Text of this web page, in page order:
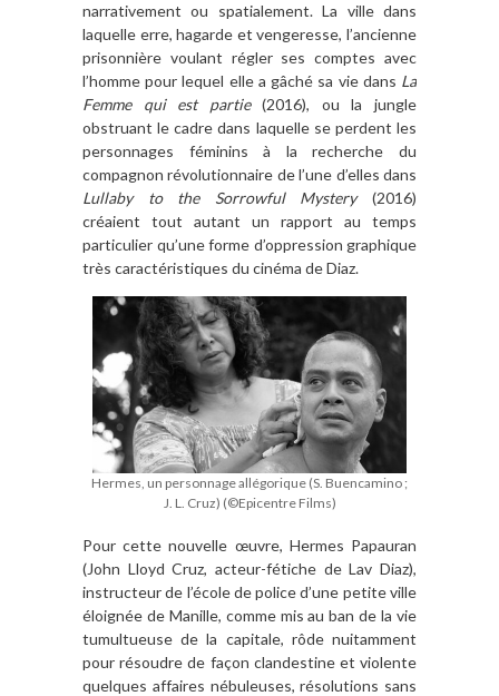
narrativement ou spatialement. La ville dans
laquelle erre, hagarde et vengeresse, l’ancienne
prisonnière voulant régler ses comptes avec
l’homme pour lequel elle a gâché sa vie dans La
Femme qui est partie(2016), ou la jungle
obstruant le cadre dans laquelle se perdent les
personnages féminins à la recherche du
compagnon révolutionnaire de l’une d’elles dans
Lullaby to the Sorrowful Mystery (2016)
créaient tout autant un rapport au temps
particulier qu’une forme d’oppression graphique
très caractéristiques du cinéma de Diaz.
Hermes, un personnage allégorique (S. Buencamino ;
J. L. Cruz) (©Epicentre Films)
Pour cette nouvelle œuvre, Hermes Papauran
(John Lloyd Cruz, acteur-fétiche de Lav Diaz),
instructeur de l’école de police d’une petite ville
éloignée de Manille, comme mis au ban de la vie
tumultueuse de la capitale, rôde nuitamment
pour résoudre de façon clandestine et violente
quelques affaires nébuleuses, résolutions sans